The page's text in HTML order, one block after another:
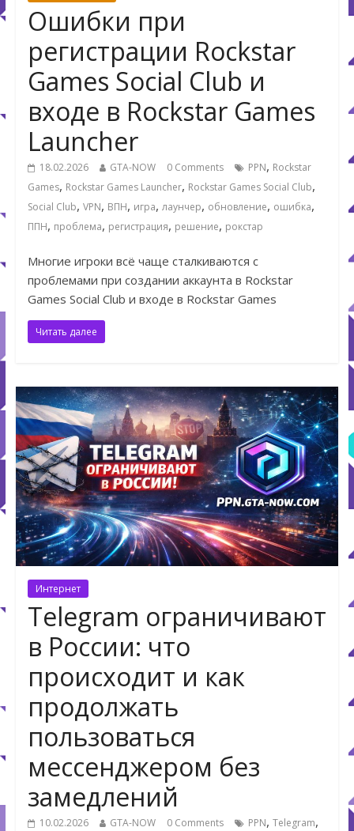
Ошибки при
регистрации Rockstar
Games Social Club и
входе в Rockstar Games
Launcher
18.02.2026 GTA-NOW 0 Comments PPN, Rockstar
Games, Rockstar Games Launcher, Rockstar Games Social Club,
Social Club, VPN, ВПН, игра, лаунчер, обновление, ошибка,
ППН, проблема, регистрация, решение, рокстар
Многие игроки всё чаще сталкиваются с
проблемами при создании аккаунта в Rockstar
Games Social Club и входе в Rockstar Games
Читать далее
Интернет
Telegram ограничивают
в России: что
происходит и как
продолжать
пользоваться
мессенджером без
замедлений
10.02.2026 GTA-NOW 0 Comments PPN, Telegram,